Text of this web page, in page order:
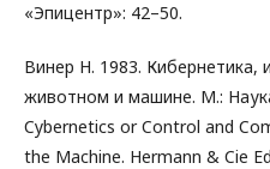
«Эпицентр»: 42–50.
Винер Н. 1983. Кибернетика,
животном и машине. М.:
Cybernetics or Control and
the Machine. Hermann & Cie